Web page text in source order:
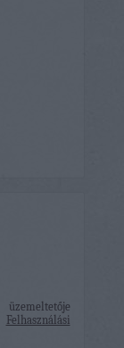
üzemeltetője
Felhasználási